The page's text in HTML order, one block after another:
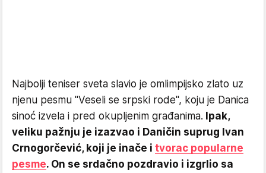
Najbolji teniser sveta slavio je omlimpijsko zlato uz
njenu pesmu "Veseli se srpski rode", koju je Danica
sinoć izvela i pred okupljenim građanima. Ipak,
veliku pažnju je izazvao i Daničin suprug Ivan
Crnogorčević, koji je inače i tvorac popularne
pesme. On se srdačno pozdravio i izgrlio sa